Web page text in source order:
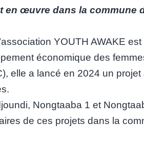
en œuvre dans la commune
YOUTH AWAKE
économique des
elle a lancé en 2024 un projet
Nongtaaba 1 et
de ces projets dans la